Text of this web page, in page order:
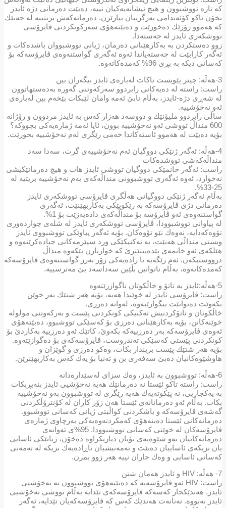
كە تازە تووشبوون و هیچ نیشانەیەكیان نییە، دەبێت دەرمانی دژە ئایدز
بخۆن تاكو كۆئەندامی بەرگرییان بپارێزن. دەرمانەكەش بریتییە لە حەبێك
كە هەموو رۆژێك دەخورێت و دەبێتەهۆی سەركوتكردنی ڤایرۆسی
تووشكەری ئایدز لە جەستەدا.
زوو دەستكردن بە بەكارهێنانی دەرمان، ژیانی تووشبووان باشدەكات و
ئەگەر كارابێت لە جەستەیاندا ئەوە ئەگەری گواستنەوەی ڤایرۆسەكە بۆ
كەسانی دیكە بە بڕی 96% كەمدەكاتەوە.
3-هەڵە: چیتر پێویست ناكات لەبارەی ئایدز نیگەران بین
راست: راستە لە دەیەكانی رابردوو سەركەوتنی گەورە بەدەستهاتوون
لە شەڕی دژە-ئایدز، بەڵام نابێ ئەمە وامان لێبكات بێخەم بین لەبارەی
ئەو نەخۆشییە.
ساڵی رابردوو ملیۆنێك و دووسه‌د هه‌زار كەس بە ئایدز مردوون و رۆژانە
600 منداڵ تووشی ئەو نەخۆشییە بوون، ئایا ئەمە ژمارەیەكی بچووكە؟
بۆیە دەبێت لە هەموو ئاستەكاندا خەمی رێگری لەم نەخۆشییە بخورێت.
4-هەڵە: ئەگەر ژنێكی دووگیان ئەم نەخۆشییەی گرت، سەدا سەد
منداڵەكەشی تووشدەكات
راست: ئەگەر خانمێكی دووگیان تووشی ئایدز هات و هیچ دەرمانێكیشی
نەخوارد، ئەوە ئەگەری تووشبوونی منداڵەكەی بەم نەخۆشییە بریتیە لە
25-33%.
بەڵام ئەگەر ژنێكی دووگیانی هەڵگری ڤایرۆسی تووشكەری ئایدز
دەرمانی دژی ڤایرۆسەكە بە رێكوپێكی بەكاربهێنێت، ئەگەری
گواستنەوەی ئەو ڤایرۆسە بۆ منداڵەكەی دادەبەزێت بۆ 1%.
لە پیاوانی تووشبوودا، ڤایرۆسی تووشكەری ئایدز لە شلەی چواردەوری
تۆوەكەدایە، نەوەك نێو تۆوەكان. بۆیە ئەگەر پیاوێكی تووشبووی ئایدز
ویستی منداڵی هەبێت، بە تەكنیكێكی ورد سپێرمەكانی جیادەكرێنەوە و
هێلكەی ئەو خانمەی پێدەپیتێنرێ كە خوازیارن پێكەوە منداڵ
درووستبكەن. ئەم رێگەیە تا رادەیەكی زۆر بەرز گواستنەوەی ڤایرۆسەكە
كەمدەكاتەوە، بەڵام ناتوانین بڵێین سەداسەد بێ مەترسییە.
5-هەڵە:ئایدز بە تاتۆ و خاڵكوتان ناگوازرێتەوە
راست: ڤایرۆسی ئایدز لە خوێندا هەیە، بۆیە هەر شتێك بەر خوێن
بكەوێت دەتوانێت بیگوازێتەوە، لەوانە دەرزی.
خاڵكوتان و تاتۆكردنیش تەكنیكی كونكردنی پێست و بەركەوتنی مولولە
خوێنەكانن، بۆیە بەكارهێنانی دەرزی بۆ كەسێكی تووشبوو، دەبێتەهۆی
ئەوەی ڤایرۆسەكە بەر دەرزییەكە بكەوێ، كاتێك ئەو دەرزییە بەكاردێ بۆ
كونكردنی پێستی كەسێكی تەندروست، ڤایرۆسەكەی بۆ دەگوازێتەوە.
بۆیە هەر شتێك پێست بریندار بكات، وەكو دەرزی و گوێزان و
هاوشێوەكانیان دەبێ سەفەری بن و تەنیا بۆ یەك كەس بەكاربهێنرێن.
6-هەڵە: تووشبوون بە ئایدز، وەك سزای لەسێدارەدانە
راست: راستە تاكو ئێستا نە دەرمانێك هەیە نەخۆشیی ئایدز بنەبڕبكات
بە یەكجاریی، نە پێكوتەیەك هەیە رێگری لە تووشبوون بەو نەخۆشییە
بكات. بەڵام ئەو دەرمانانه‌ی ئێستا هەن زۆر كاران لە كۆنترۆڵكردنی
گەشەی ڤایرۆسەكە و باشكردنی كواڵیتی ژیانی كەسانی تووشبوو.
دەرمانەكانی ئێستا دەبنەهۆی كەمكردنەوەیەكی بەرچاوی ژمارەی
ڤایرۆسەكان لە خوێنی كەسانی تووشبوودا. 95%ی ئەوانەی
دەرمانەكانیان بەو شێوەیەی بۆیان دیاریكراوە دەخۆن، ژیانێكی ئاسایی
یان نزیكەی ئاساییان دەبێت و تەمەنیشیان تاڕادەیەك نزیكە لە تەمەنی
كەسانی ئاسایی و وەك جاران نییە هەر زوو بمرن.
7- هەڵە: HIV و ئایدز هەمان شتن
راست: HIV ئەو ڤایرۆسەیە كە دەبێتەهۆی تووشبوون بە نەخۆشیی
ئایدز. هەندێكجار كەسەكە ڤایرۆسەكەی تێدایە بەڵام تووشی نەخۆشیی
ئایدز نەبووە. تەنانەت هەندێك كەس كە ڤایرۆسەكەیان تێدایە، ئەگەر